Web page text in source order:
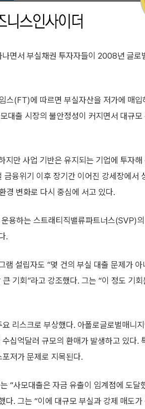
면서 부실채권 투자자들이 2008년 글
스(FT)에 따르면 부실자산을 저가에 매입
대출 시장의 불안정성이 커지면서 대규모
지만 사업 기반은 유지되는 기업에 투자해
금융위기 이후 장기간 이어진 강세장에서
경 변화로 다시 중심에 서고 있다.
용하는 스트래티직밸류파트너스(SVP)
.
램 설립자도 “몇 건의 부실 대출 문제가
기회”라고 강조했다. 그는 “이 정도 기
리스크로 부상했다. 아폴로글로벌매니
십억달러 규모의 환매가 발생하고 있다.
저가 문제로 지목된다.
“사모대출은 자금 유출이 임계점에 도달
다. 그는 “이에 대규모 부실과 강제 매도